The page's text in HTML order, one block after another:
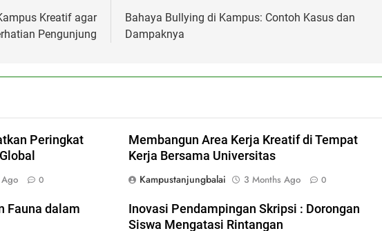
Kreatif agar
Pengunjung
Bahaya Bullying di Kampus: Contoh Kasus dan
Dampaknya
Peringkat
0
Membangun Area Kerja Kreatif di Tempat
Kerja Bersama Universitas
Kampustanjungbalai
3 Months Ago 0
Fauna dalam
Inovasi Pendampingan Skripsi : Dorongan
Siswa Mengatasi Rintangan